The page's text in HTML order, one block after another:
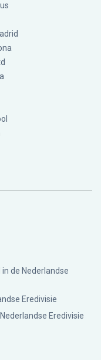
de Nederlandse
Eredivisie
Eredivisie